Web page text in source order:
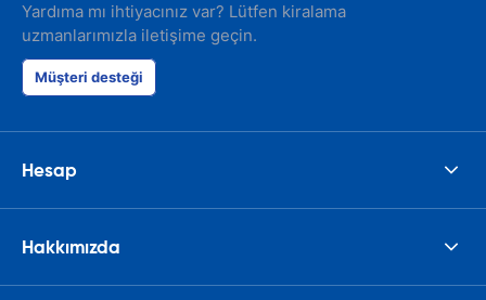
Yardıma mı ihtiyacınız var? Lütfen kiralama
uzmanlarımızla iletişime geçin.
Müşteri desteği
Hesap
Hakkımızda